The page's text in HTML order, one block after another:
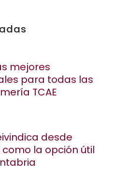
mejores
para todas las
TCAE
desde
como la opción útil